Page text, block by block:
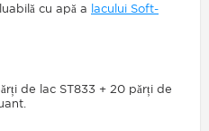
cu apă a lacului Soft-
de lac ST833 + 20 părți de